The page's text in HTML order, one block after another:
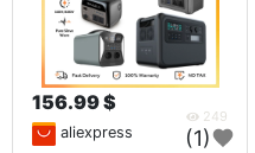
156.99 $
249
aliexpress (1)